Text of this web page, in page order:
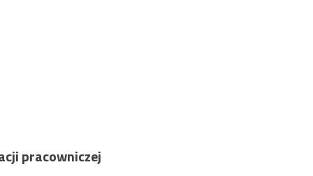
pracowniczej